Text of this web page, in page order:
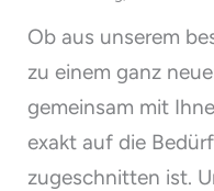
Ob aus unserem
zu einem ganz
gemeinsam mit
exakt auf die
zugeschnitten ist.